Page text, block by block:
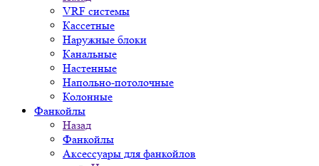
VRF системы
Кассетные
Наружные блоки
Канальные
Настенные
Напольно-потолочные
Колонные
Фанкойлы
Назад
Фанкойлы
Аксессуары для фанкойлов